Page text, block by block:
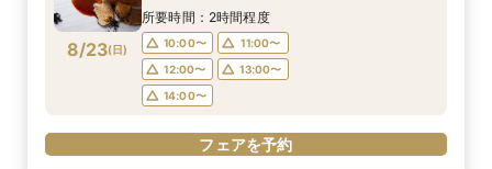
17:00〜
18:00〜
19:00〜
フェアを予約
12:00〜
13:00〜
14:00〜
フェアを予約
17:00〜
18:00〜
19:00〜
フェアを予約
フェアを予約
8/23(日)
試食／ 不安解消* お2人安心相談会も◎
所要時間：2時間程度
10:00〜
11:00〜
12:00〜
13:00〜
14:00〜
フェアを予約